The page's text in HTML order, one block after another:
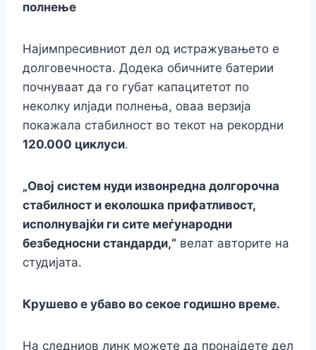
полнење
Најимпресивниот дел од истражувањето е
долговечноста. Додека обичните батерии
почнуваат да го губат капацитетот по
неколку илјади полнења, оваа верзија
покажала стабилност во текот на рекордни
120.000 циклуси.
„Овој систем нуди извонредна долгорочна
стабилност и еколошка прифатливост,
исполнувајќи ги сите меѓународни
безбедносни стандарди,“ велат авторите на
студијата.
Крушево е убаво во секое годишно време.
На следниов линк можете да пронајдете дел